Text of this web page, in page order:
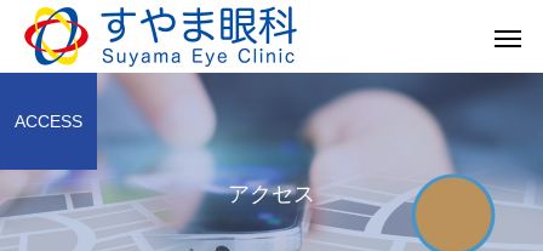
アクセス
ACCESS